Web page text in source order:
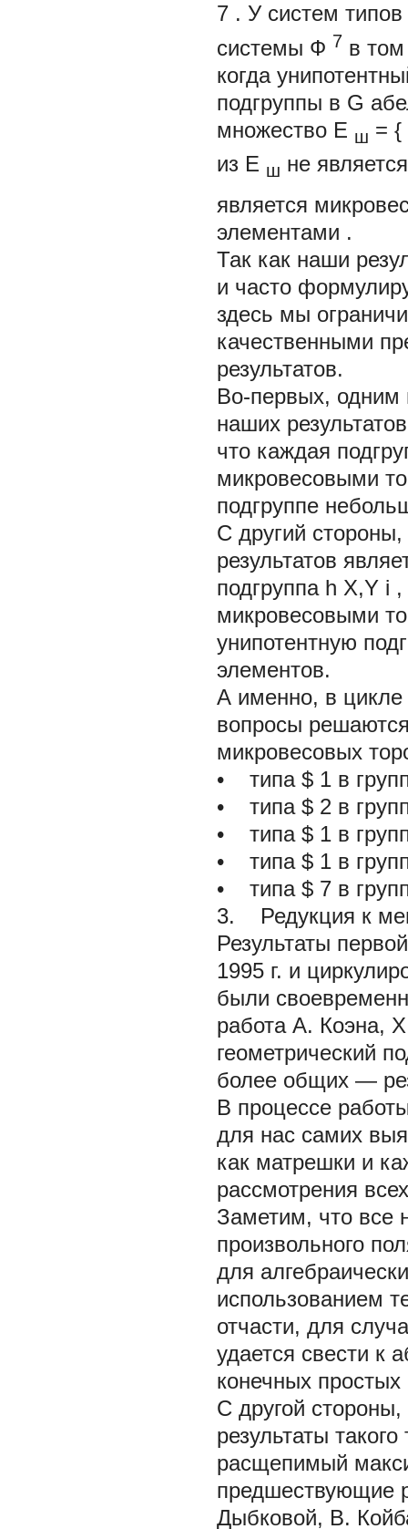
7 . У систем типов
системы Ф 7 в
когда
подгруппы в G
множество Е ш = {
из Е ш не
является
элементами .
Так как наши
и часто
здесь мы
качественными
результатов.
Во-первых, одним
наших
что каждая
микровесовыми
подгруппе
С другий
результатов
подгруппа h X,Y i
микровесовыми
унипотентную
элементов.
А именно, в цикле
вопросы
микровесовых
•
типа $ 1 в
•
типа $ 2 в
•
типа $ 1 в
•
типа $ 1 в
•
типа $ 7 в
3. Редукция к
Результаты
1995 г. и
были
работа А. Коэна,
геометрический
более общих —
В процессе
для нас самих
как матрешки и
рассмотрения
Заметим, что все
произвольного
для
использованием
отчасти, для
удается свести к
конечных простых
С другой
результаты
расщепимый
предшествующие
Дыбковой, В.